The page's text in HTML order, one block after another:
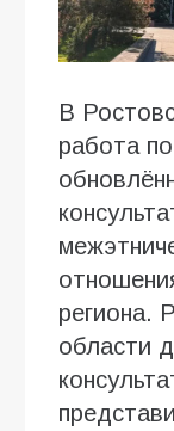
В
работа
региона.
области